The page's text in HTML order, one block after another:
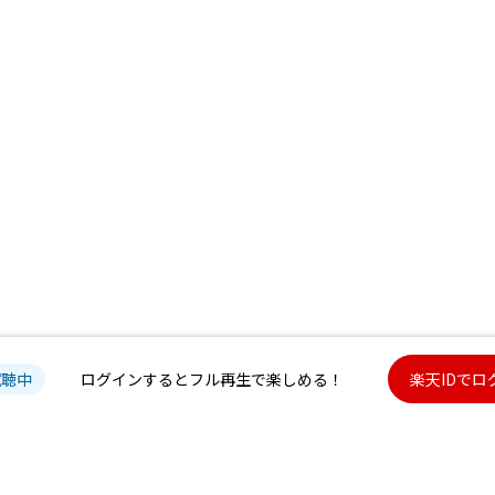
中 ログインするとフル再生で楽しめる！ 楽天IDでロ